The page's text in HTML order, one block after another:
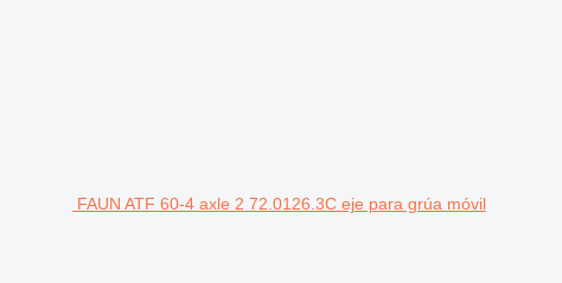
FAUN ATF 60-4 axle 2 72.0126.3C eje para grúa móvil